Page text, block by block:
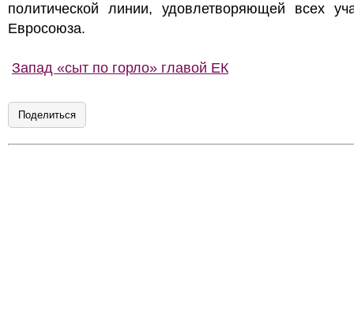
политической линии, удовлетворяющей всех
Евросоюза.
Запад «сыт по горло» главой ЕК
Поделиться